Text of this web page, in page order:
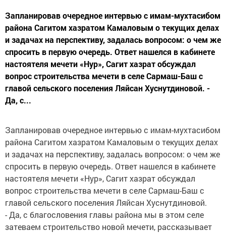
Запланировав очередное интервью с имам-мухтасибом
района Сагитом хазратом Камаловым о текущих делах
и задачах на перспективу, задалась вопросом: о чем же
спросить в первую очередь. Ответ нашелся в кабинете
настоятеля мечети «Нур», Сагит хазрат обсуждал
вопрос строительства мечети в селе Сармаш-Баш с
главой сельского поселения Ляйсан Хуснутдиновой. -
Да, с...
Запланировав очередное интервью с имам-мухтасибом
района Сагитом хазратом Камаловым о текущих делах
и задачах на перспективу, задалась вопросом: о чем же
спросить в первую очередь. Ответ нашелся в кабинете
настоятеля мечети «Нур», Сагит хазрат обсуждал
вопрос строительства мечети в селе Сармаш-Баш с
главой сельского поселения Ляйсан Хуснутдиновой.
- Да, с благословения главы района мы в этом селе
затеваем строительство новой мечети, рассказывает